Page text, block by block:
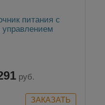
питания с
руб.